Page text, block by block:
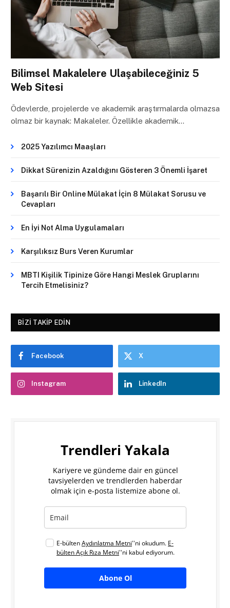
Bilimsel Makalelere Ulaşabileceğiniz 5
Web Sitesi
Ödevlerde, projelerde ve akademik araştırmalarda olmazsa
olmaz bir kaynak: Makaleler. Özellikle akademik…
2025 Yazılımcı Maaşları
Dikkat Sürenizin Azaldığını Gösteren 3 Önemli İşaret
Başarılı Bir Online Mülakat İçin 8 Mülakat Sorusu ve
Cevapları
En İyi Not Alma Uygulamaları
Karşılıksız Burs Veren Kurumlar
MBTI Kişilik Tipinize Göre Hangi Meslek Gruplarını
Tercih Etmelisiniz?
BIZI TAKIP EDIN
Facebook X
Instagram LinkedIn
Trendleri Yakala
Kariyere ve gündeme dair en güncel
tavsiyelerden ve trendlerden haberdar
olmak için e-posta listemize abone ol.
E-bültenAydınlatma Metni''ni okudum. E-
bülten Açık Rıza Metni''ni kabul ediyorum.
Abone Ol